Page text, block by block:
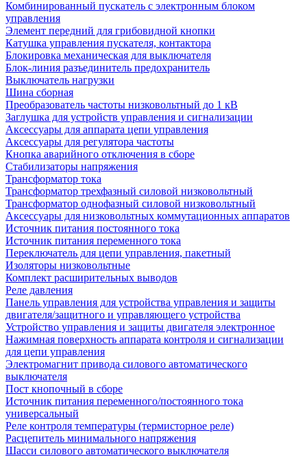
Комбинированный пускатель с электронным блоком
управления
Элемент передний для грибовидной кнопки
Катушка управления пускателя, контактора
Блокировка механическая для выключателя
Блок-линия разъединитель предохранитель
Выключатель нагрузки
Шина сборная
Преобразователь частоты низковольтный до 1 кВ
Заглушка для устройств управления и сигнализации
Аксессуары для аппарата цепи управления
Аксессуары для регулятора частоты
Кнопка аварийного отключения в сборе
Стабилизаторы напряжения
Трансформатор тока
Трансформатор трехфазный силовой низковольтный
Трансформатор однофазный силовой низковольтный
Аксессуары для низковольтных коммутационных аппаратов
Источник питания постоянного тока
Источник питания переменного тока
Переключатель для цепи управления, пакетный
Изоляторы низковольтные
Комплект расширительных выводов
Реле давления
Панель управления для устройства управления и защиты
двигателя/защитного и управляющего устройства
Устройство управления и защиты двигателя электронное
Нажимная поверхность аппарата контроля и сигнализации
для цепи управления
Электромагнит привода силового автоматического
выключателя
Пост кнопочный в сборе
Источник питания переменного/постоянного тока
универсальный
Реле контроля температуры (термисторное реле)
Расцепитель минимального напряжения
Шасси силового автоматического выключателя